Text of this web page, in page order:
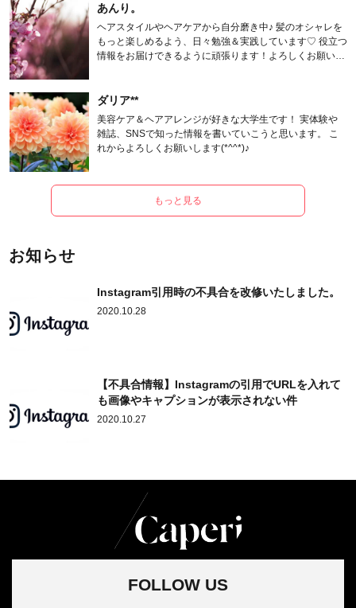
あんり。
ヘアスタイルやヘアケアから自分磨き中♪ 髪のオシャレを
もっと楽しめるよう、日々勉強＆実践しています♡ 役立つ
情報をお届けできるように頑張ります！よろしくお願いし
ダリア**
美容ケア＆ヘアアレンジが好きな大学生です！ 実体験や
雑誌、SNSで知った情報を書いていこうと思います。 こ
れからよろしくお願いします(*^^*)♪
もっと見る
お知らせ
Instagram引用時の不具合を改修いたしました。
2020.10.28
【不具合情報】Instagramの引用でURLを入れて
も画像やキャプションが表示されない件
2020.10.27
FOLLOW US